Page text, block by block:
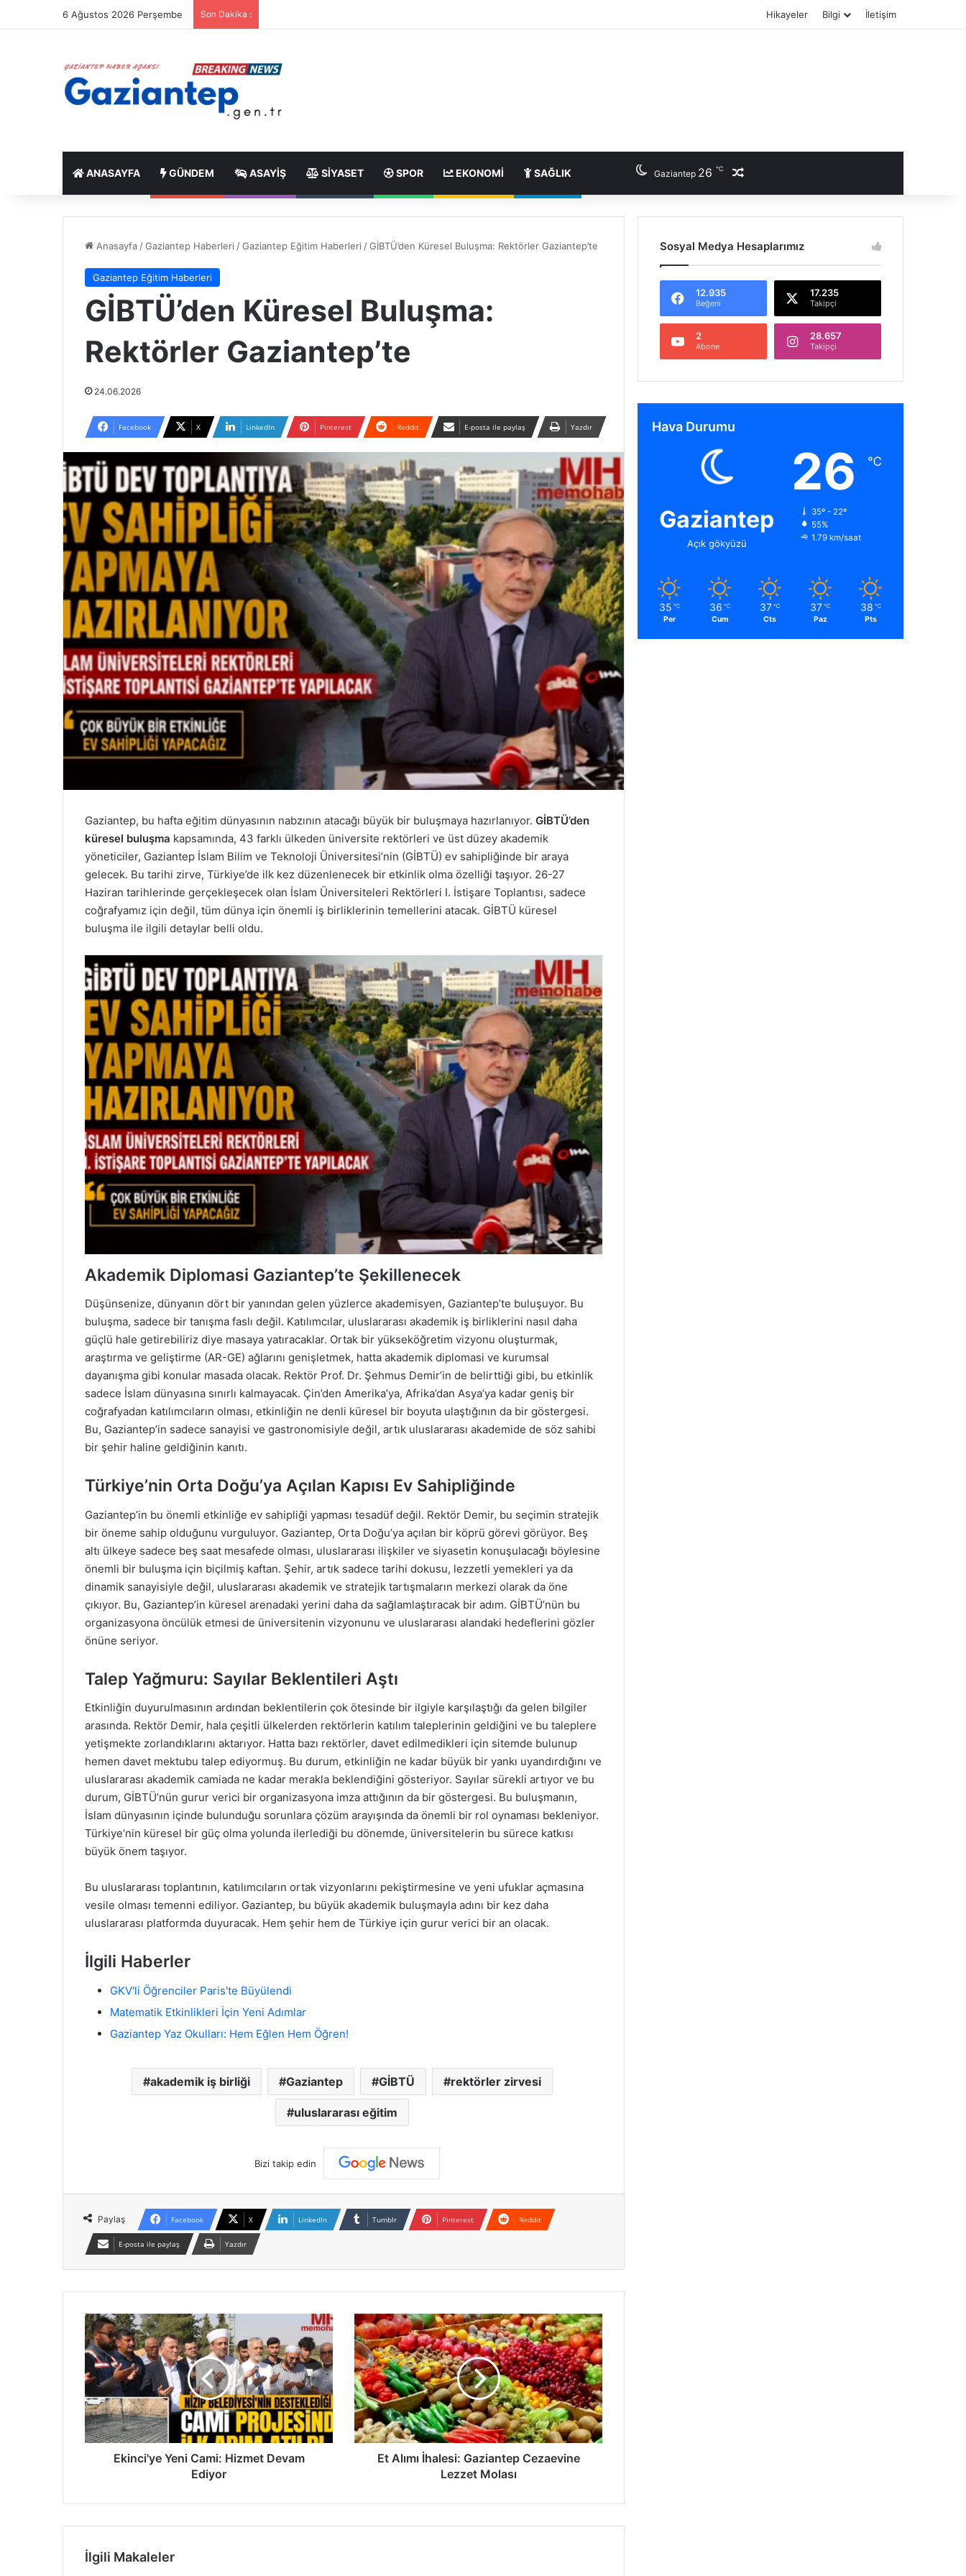
6 Ağustos 2026 Perşembe Son Dakika : Hikayeler Bilgi İletişim
ANASAYFA GÜNDEM ASAYIŞ SIYASET SPOR EKONOMI SAĞLIK Gaziantep 26 ℃
Anasayfa /Gaziantep Haberleri /Gaziantep Eğitim Haberleri /GİBTÜ’den Küresel Buluşma: Rektörler Gaziantep’te
Gaziantep Eğitim Haberleri
GİBTÜ’den Küresel Buluşma:
Rektörler Gaziantep’te
24.06.2026
Facebook X LinkedIn Pinterest Reddit E-posta ile paylaş Yazdır
Gaziantep, bu hafta eğitim dünyasının nabzının atacağı büyük bir buluşmaya hazırlanıyor. GİBTÜ’den
küresel buluşma kapsamında, 43 farklı ülkeden üniversite rektörleri ve üst düzey akademik
yöneticiler, Gaziantep İslam Bilim ve Teknoloji Üniversitesi’nin (GİBTÜ) ev sahipliğinde bir araya
gelecek. Bu tarihi zirve, Türkiye’de ilk kez düzenlenecek bir etkinlik olma özelliği taşıyor. 26-27
Haziran tarihlerinde gerçekleşecek olan İslam Üniversiteleri Rektörleri I. İstişare Toplantısı, sadece
coğrafyamız için değil, tüm dünya için önemli iş birliklerinin temellerini atacak. GİBTÜ küresel
buluşma ile ilgili detaylar belli oldu.
Akademik Diplomasi Gaziantep’te Şekillenecek
Düşünsenize, dünyanın dört bir yanından gelen yüzlerce akademisyen, Gaziantep’te buluşuyor. Bu
buluşma, sadece bir tanışma faslı değil. Katılımcılar, uluslararası akademik iş birliklerini nasıl daha
güçlü hale getirebiliriz diye masaya yatıracaklar. Ortak bir yükseköğretim vizyonu oluşturmak,
araştırma ve geliştirme (AR-GE) ağlarını genişletmek, hatta akademik diplomasi ve kurumsal
dayanışma gibi konular masada olacak. Rektör Prof. Dr. Şehmus Demir’in de belirttiği gibi, bu etkinlik
sadece İslam dünyasına sınırlı kalmayacak. Çin’den Amerika’ya, Afrika’dan Asya’ya kadar geniş bir
coğrafyadan katılımcıların olması, etkinliğin ne denli küresel bir boyuta ulaştığının da bir göstergesi.
Bu, Gaziantep’in sadece sanayisi ve gastronomisiyle değil, artık uluslararası akademide de söz sahibi
bir şehir haline geldiğinin kanıtı.
Türkiye’nin Orta Doğu’ya Açılan Kapısı Ev Sahipliğinde
Gaziantep’in bu önemli etkinliğe ev sahipliği yapması tesadüf değil. Rektör Demir, bu seçimin stratejik
bir öneme sahip olduğunu vurguluyor. Gaziantep, Orta Doğu’ya açılan bir köprü görevi görüyor. Beş
altı ülkeye sadece beş saat mesafede olması, uluslararası ilişkiler ve siyasetin konuşulacağı böylesine
önemli bir buluşma için biçilmiş kaftan. Şehir, artık sadece tarihi dokusu, lezzetli yemekleri ya da
dinamik sanayisiyle değil, uluslararası akademik ve stratejik tartışmaların merkezi olarak da öne
çıkıyor. Bu, Gaziantep’in küresel arenadaki yerini daha da sağlamlaştıracak bir adım. GİBTÜ’nün bu
organizasyona öncülük etmesi de üniversitenin vizyonunu ve uluslararası alandaki hedeflerini gözler
önüne seriyor.
Talep Yağmuru: Sayılar Beklentileri Aştı
Etkinliğin duyurulmasının ardından beklentilerin çok ötesinde bir ilgiyle karşılaştığı da gelen bilgiler
arasında. Rektör Demir, hala çeşitli ülkelerden rektörlerin katılım taleplerinin geldiğini ve bu taleplere
yetişmekte zorlandıklarını aktarıyor. Hatta bazı rektörler, davet edilmedikleri için sitemde bulunup
hemen davet mektubu talep ediyormuş. Bu durum, etkinliğin ne kadar büyük bir yankı uyandırdığını ve
uluslararası akademik camiada ne kadar merakla beklendiğini gösteriyor. Sayılar sürekli artıyor ve bu
durum, GİBTÜ’nün gurur verici bir organizasyona imza attığının da bir göstergesi. Bu buluşmanın,
İslam dünyasının içinde bulunduğu sorunlara çözüm arayışında da önemli bir rol oynaması bekleniyor.
Türkiye’nin küresel bir güç olma yolunda ilerlediği bu dönemde, üniversitelerin bu sürece katkısı
büyük önem taşıyor.
Bu uluslararası toplantının, katılımcıların ortak vizyonlarını pekiştirmesine ve yeni ufuklar açmasına
vesile olması temenni ediliyor. Gaziantep, bu büyük akademik buluşmayla adını bir kez daha
uluslararası platformda duyuracak. Hem şehir hem de Türkiye için gurur verici bir an olacak.
İlgili Haberler
GKV'li Öğrenciler Paris'te Büyülendi
Matematik Etkinlikleri İçin Yeni Adımlar
Gaziantep Yaz Okulları: Hem Eğlen Hem Öğren!
akademik iş birliği Gaziantep GİBTÜ rektörler zirvesi
uluslararası eğitim
Bizi takip edin
Paylaş Facebook X LinkedIn Tumblr Pinterest Reddit
E-posta ile paylaş Yazdır
E
k
i
c
i
'
y
e
i
m
i
Ekinci'ye Yeni Cami: Hizmet Devam
Ediyor
E
t
A
l
ı
m
ı
İ
h
s
Et Alımı İhalesi: Gaziantep Cezaevine
Lezzet Molası
İlgili Makaleler
Sosyal Medya Hesaplarımız
12.935
Beğeni
17.235
Takipçi
2
Abone
28.657
Takipçi
Hava Durumu
Gaziantep
Açık gökyüzü
26 ℃
35º - 22º
55%
1.79 km/saat
35 ℃
Per
36 ℃
Cum
37 ℃
Cts
37 ℃
Paz
38 ℃
Pts